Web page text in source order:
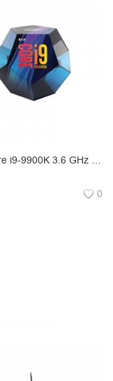
Intel Core i9-9900K 3.6 GHz LGA 1151
0